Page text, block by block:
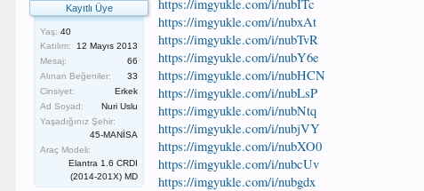
Kayıtlı Üye
Yaş: 40
Katılım:
12 Mayıs 2013
Mesaj:
66
Alınan Beğeniler:
33
Cinsiyet:
Erkek
Ad Soyad:
Nuri Uslu
Yaşadığınız Şehir:
45-MANİSA
Araç Modeli:
Elantra 1.6 CRDI
(2014-201X) MD
https://imgyukle.com/i/nubITc
https://imgyukle.com/i/nubxAt
https://imgyukle.com/i/nubTvR
https://imgyukle.com/i/nubY6e
https://imgyukle.com/i/nubHCN
https://imgyukle.com/i/nubLsP
https://imgyukle.com/i/nubNtq
https://imgyukle.com/i/nubjVY
https://imgyukle.com/i/nubXO0
https://imgyukle.com/i/nubcUv
https://imgyukle.com/i/nubgdx